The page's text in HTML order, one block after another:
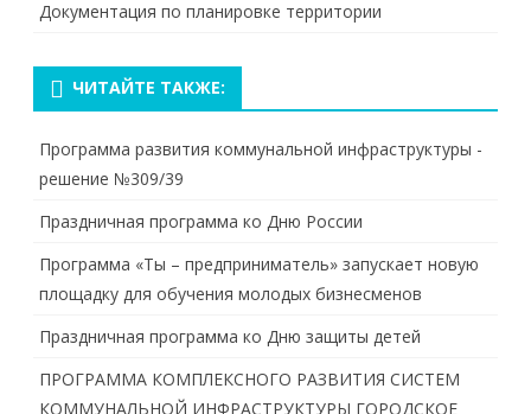
Документация по планировке территории
ЧИТАЙТЕ ТАКЖЕ:
Программа развития коммунальной инфраструктуры -
решение №309/39
Праздничная программа ко Дню России
Программа «Ты – предприниматель» запускает новую
площадку для обучения молодых бизнесменов
Праздничная программа ко Дню защиты детей
ПРОГРАММА КОМПЛЕКСНОГО РАЗВИТИЯ СИСТЕМ
КОММУНАЛЬНОЙ ИНФРАСТРУКТУРЫ ГОРОДСКОЕ